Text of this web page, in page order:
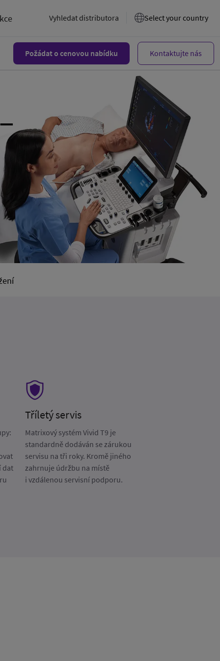
Vyhledat distributora Select your country
Požádat o cenovou nabídku Kontaktujte nás
dat
Tříletý servis
Matrixový systém Vivid T9 je
standardně dodáván se zárukou
servisu na tři roky. Kromě jiného
zahrnuje údržbu na místě
i vzdálenou servisní podporu.